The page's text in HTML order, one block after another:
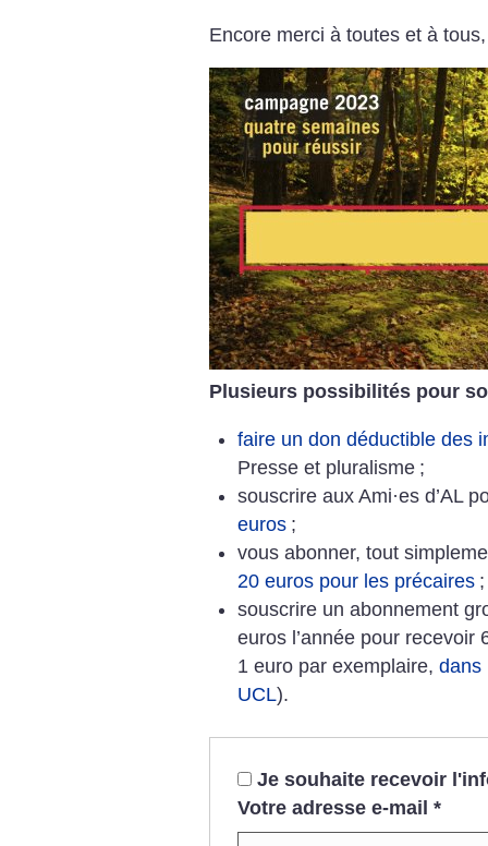
Encore merci à toutes et à
Plusieurs possibilités pour
faire un don déductible des
Presse et pluralisme ;
souscrire aux Ami·es d’AL
euros ;
vous abonner, tout
20 euros pour les précaires ;
souscrire un abonnement
euros l’année pour
1 euro par exemplaire,dans
UCL).
Je souhaite recevoir
Votre adresse e-mail *